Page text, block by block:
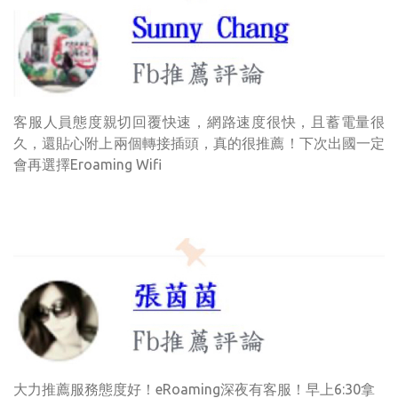
客服人員態度親切回覆快速，網路速度很快，且蓄電量很
久，還貼心附上兩個轉接插頭，真的很推薦！下次出國一定
會再選擇Eroaming Wifi
大力推薦服務態度好！eRoaming深夜有客服！早上6:30拿